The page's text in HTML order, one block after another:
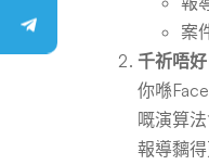
案
千祈唔
你喺
嘅演算
報導黐